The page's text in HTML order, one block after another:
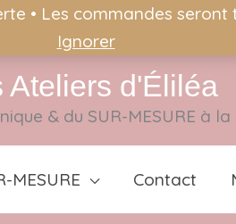
• Les commandes
Ignorer
Ateliers d'Éliléa
& du SUR-MESURE à
MESURE Contact